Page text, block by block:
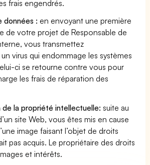
frais engendrés.
données : en envoyant une première
de votre projet de Responsable de
vous transmettez
virus qui endommage les systèmes
ci se retourne contre vous pour
les frais de réparation des
de la propriété intellectuelle: suite au
site Web, vous êtes mis en cause
image faisant l’objet de droits
pas acquis. Le propriétaire des droits
et intérêts.